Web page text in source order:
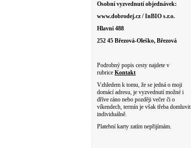
Osobní vyzvednutí objednávek:
www.dobrodej.cz / InBIO s.r.o.
Hlavní 488
252 45 Březová-Oleško, Březová
Podrobný popis cesty najdete v
rubrice Kontakt
Vzhledem k tomu, že se jedná o moji
domácí adresu, je vyzvednutí možné i
dříve ráno nebo později večer či o
víkendech, termín je však třeba domluvit
individuálně.
Platební karty zatím nepřijímám.